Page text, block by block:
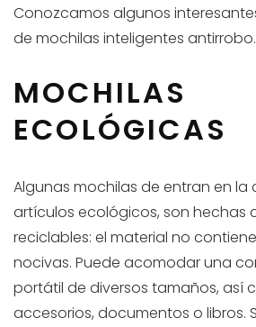
Conozcamos algunos
de mochilas inteligentes antirrobo.
MOCHILAS
ECOLÓGICAS
Algunas mochilas de entran en la
artículos ecológicos, son hechas
reciclables: el material no
nocivas. Puede acomodar una
portátil de diversos tamaños, así
accesorios, documentos o libros.